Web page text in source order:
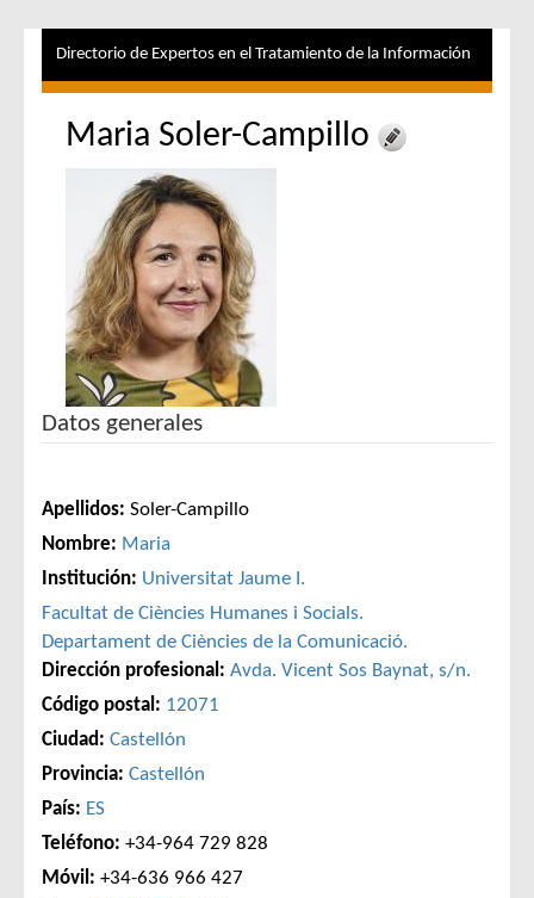
Directorio de Expertos en el Tratamiento de la Información
Maria Soler-Campillo
Datos generales
Apellidos: Soler-Campillo
Nombre: Maria
Institución: Universitat Jaume I.
Facultat de Ciències Humanes i Socials.
Departament de Ciències de la Comunicació.
Dirección profesional: Avda. Vicent Sos Baynat, s/n.
Código postal: 12071
Ciudad: Castellón
Provincia: Castellón
País: ES
Teléfono: +34-964 729 828
Móvil: +34-636 966 427